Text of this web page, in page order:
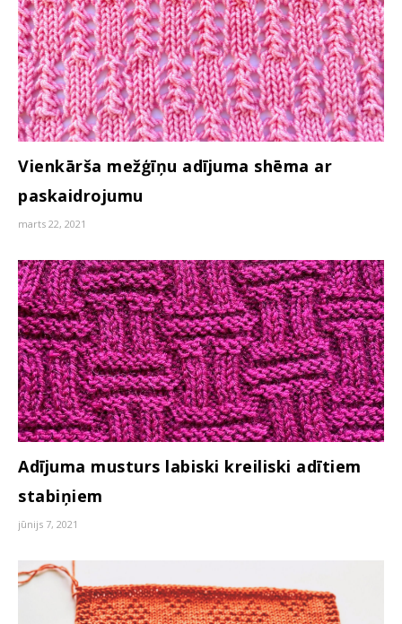
Vienkārša mežģīņu adījuma shēma ar
paskaidrojumu
marts 22, 2021
Adījuma musturs labiski kreiliski adītiem
stabiņiem
jūnijs 7, 2021